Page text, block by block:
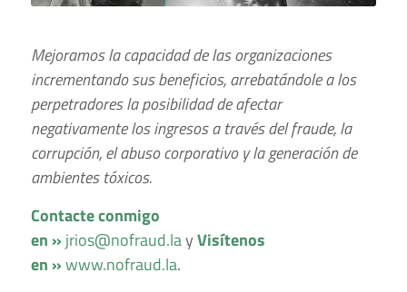
Mejoramos la capacidad de las organizaciones
incrementando sus beneficios, arrebatándole a los
perpetradores la posibilidad de afectar
negativamente los ingresos a través del fraude, la
corrupción, el abuso corporativo y la generación de
ambientes tóxicos.
Contacte conmigo
en » jrios@nofraud.layVisítenos
en »www.nofraud.la.